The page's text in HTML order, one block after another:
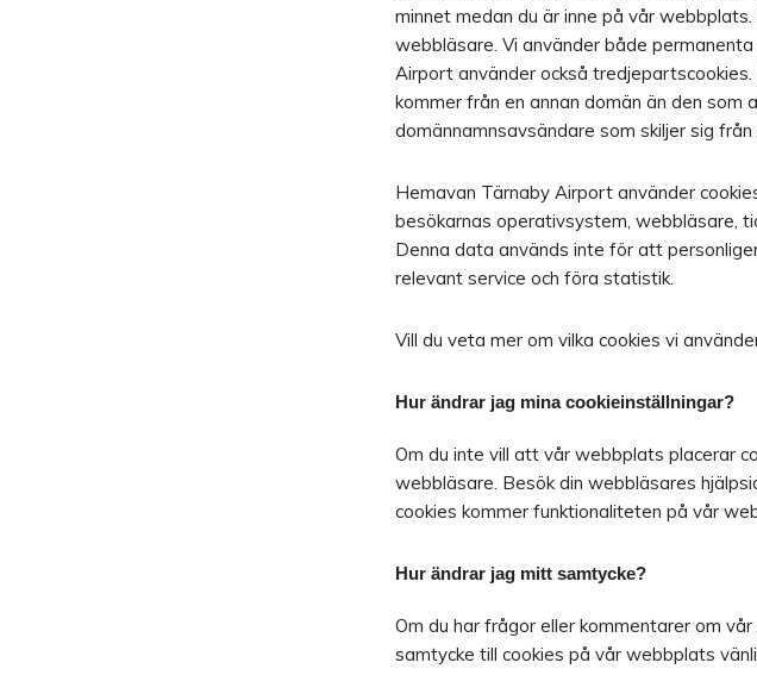
minnet medan du är inne på vår
webbläsare. Vi använder både
Airport använder också
kommer från en annan domän än den som
domännamnsavsändare som skiljer sig
Hemavan Tärnaby Airport använder
besökarnas operativsystem, webbläsare,
Denna data används inte för att
relevant service och föra statistik.
Vill du veta mer om vilka cookies vi
Hur ändrar jag mina cookieinställningar?
Om du inte vill att vår webbplats placerar
webbläsare. Besök din webbläsares
cookies kommer funktionaliteten på vår
Hur ändrar jag mitt samtycke?
Om du har frågor eller kommentarer om
samtycke till cookies på vår webbplats